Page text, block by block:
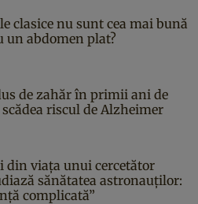
clasice nu sunt cea mai bună
un abdomen plat?
de zahăr în primii ani de
riscul de Alzheimer
din viața unui cercetător
sănătatea astronauților:
complicată”